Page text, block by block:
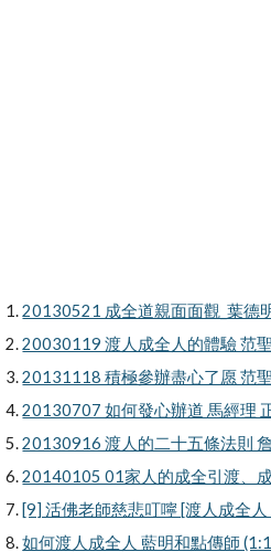
20130521 成全道親面面觀_葉德
20030119 渡人成全人的體驗 范
20131118 積極參辦盡心了愿 范
20130707 如何發心辦道 馬經理
20130916 渡人的二十五條法則
20140105 01家人的成全引渡、
[9] 活佛老師慈悲叮嚀 [渡人成全
如何渡人成全人 藍明和點傳師